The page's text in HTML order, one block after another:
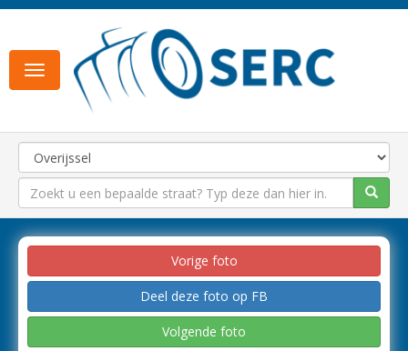
Toggle
navigation
Vorige foto
Deel deze foto op FB
Volgende foto